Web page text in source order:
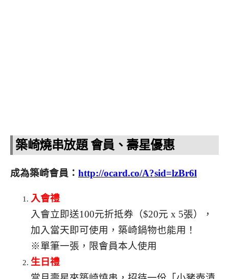
築崎燒串放題 會員、壽星優惠
成為築崎會員： http://ocard.co/A?sid=lzBr6l
入會禮
入會立即送100元折抵券（$20元 x 5張），
加入當天即可使用，築崎鍋物也能用！
※單筆一張，限會員本人使用⠀⠀⠀⠀⠀
生日禮